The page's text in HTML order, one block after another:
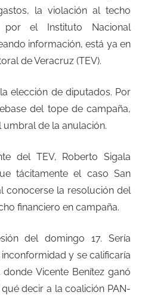
la violación al techo
por el Instituto Nacional
información, está ya en
de Veracruz (TEV).
elección de diputados. Por
del tope de campaña,
umbral de la anulación.
del TEV, Roberto Sigala
tácitamente el caso San
conocerse la resolución del
financiero en campaña.
del domingo 17. Sería
y se calificaría
Vicente Benítez ganó
decir a la coalición PAN-